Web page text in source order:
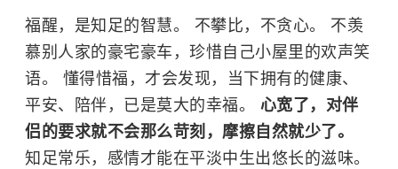
福醒，是知足的智慧。 不攀比，不贪心。 不羡
慕别人家的豪宅豪车，珍惜自己小屋里的欢声笑
语。 懂得惜福，才会发现，当下拥有的健康、
平安、陪伴，已是莫大的幸福。 心宽了，对伴
侣的要求就不会那么苛刻，摩擦自然就少了。
知足常乐，感情才能在平淡中生出悠长的滋味。